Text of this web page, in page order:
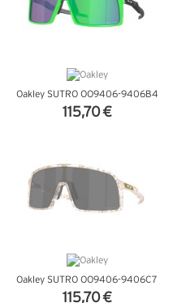
Oakley SUTRO OO9406-9406B4
115,70 €
Oakley SUTRO OO9406-9406C7
115,70 €